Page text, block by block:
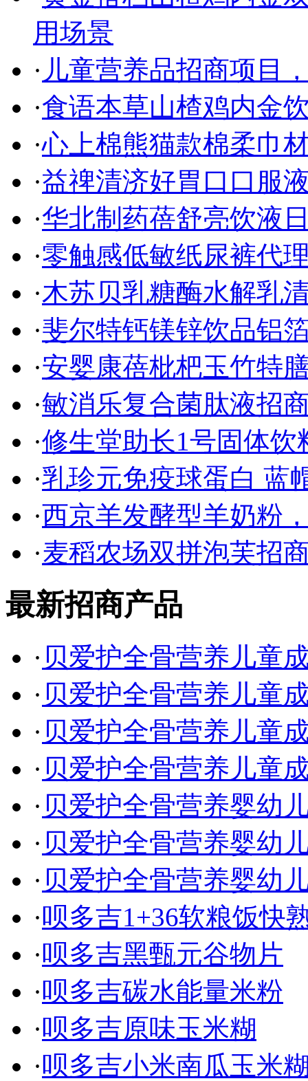
用场景
· 儿童营养品招商项目
·食语本草山楂鸡内金
·心上棉熊猫款棉柔巾
·益禆清济好胃口口服
·华北制药蓓舒亮饮液
·零触感低敏纸尿裤代
·木苏贝乳糖酶水解乳
·斐尔特钙镁锌饮品铝
·安婴康蓓枇杷玉竹特
·敏消乐复合菌肽液招
·修生堂助长1号固体
·乳珍元免疫球蛋白 蓝
·西京羊发酵型羊奶粉
·麦稻农场双拼泡芙招
最新招商产品
· 贝爱护全骨营养儿童
· 贝爱护全骨营养儿童
· 贝爱护全骨营养儿童
· 贝爱护全骨营养儿童
· 贝爱护全骨营养婴幼
· 贝爱护全骨营养婴幼
· 贝爱护全骨营养婴幼
·呗多吉1+36软粮饭快
·呗多吉黑甄元谷物片
·呗多吉碳水能量米粉
·呗多吉原味玉米糊
·呗多吉小米南瓜玉米